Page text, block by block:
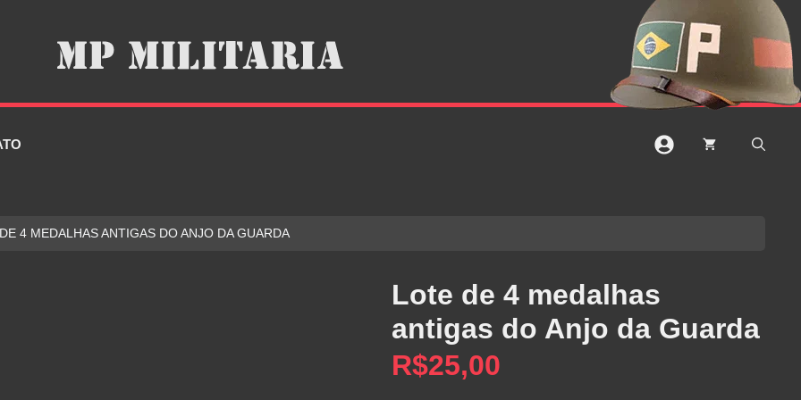
4 MEDALHAS ANTIGAS DO ANJO DA GUARDA
Lote de 4 medalhas
antigas do Anjo da Guarda
R$25,00